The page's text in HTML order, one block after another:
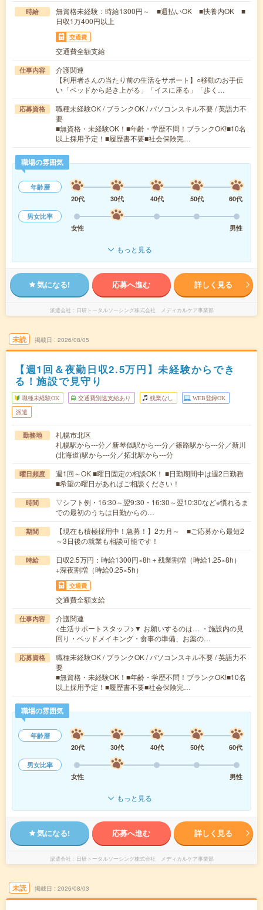
時給
無資格未経験：時給1300円～ ■週払いOK ■扶養内OK ■
日収1万400円以上
交通費
交通費全額支給
仕事内容
介護関連
【利用者さんの当たり前の生活をサポート】○移動のお手伝
い「ベッドから起き上がる」「イスに座る」「歩く…
応募資格
職種未経験OK / ブランクOK / パソコンスキル不要 / 英語力不
要
■無資格・未経験OK！■年齢・学歴不問！ブランクOK!■10名
以上採用予定！■履歴書不要■社会保険完…
職場の雰囲気
年齢層
20代
30代 40代 50代
60代
男女比率
女性
男性
もっと見る
気になる! 応募へ進む 詳しく見る
派遣会社 日研トータルソーシング株式会社 メディカルケア事業部
未読 掲載日 2026/08/05
【週1回＆夜勤日収2.5万円】未経験からでき
る！施設で見守り
職種未経験OK 交通費別途支給あり 残業なし WEB登録OK
派遣
勤務地
札幌市北区
札幌駅から---分／新琴似駅から---分／篠路駅から---分／新川
(北海道)駅から---分／拓北駅から---分
曜日頻度
週1回～OK ■曜日固定の相談OK！ ■日勤期間中は週2日勤務
■希望の曜日があればご相談ください！
時間
▽シフト例・16:30～翌9:30・16:30～翌10:30など※慣れるま
での最初のうちは日勤からの…
期間
【現在も積極採用中！急募！】2カ月～ ■ご応募から最短2
～3日後の就業も相談可能です！
時給
日収2.5万円：時給1300円×8h＋残業割増（時給1.25×8h）
+深夜割増（時給0.25×5h）
交通費
交通費全額支給
仕事内容
介護関連
<生活サポートスタッフ>▼ お願いするのは… ・施設内の見
回り・ベッドメイキング・食事の準備、お薬の…
応募資格
職種未経験OK / ブランクOK / パソコンスキル不要 / 英語力不
要
■無資格・未経験OK！■年齢・学歴不問！ブランクOK!■10名
以上採用予定！■履歴書不要■社会保険完…
職場の雰囲気
年齢層
20代
30代 40代 50代
60代
男女比率
女性
男性
もっと見る
気になる! 応募へ進む 詳しく見る
派遣会社 日研トータルソーシング株式会社 メディカルケア事業部
未読 掲載日 2026/08/03